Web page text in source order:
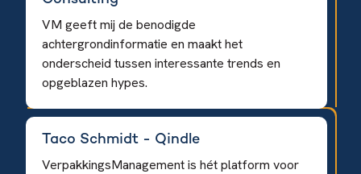
VM geeft mij de benodigde
achtergrondinformatie en maakt het
onderscheid tussen interessante trends en
opgeblazen hypes.
Taco Schmidt - Qindle
VerpakkingsManagement is hét platform voor